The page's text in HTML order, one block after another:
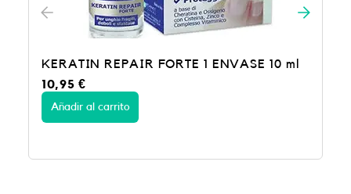
KERATIN REPAIR FORTE 1 ENVASE 10 ml
10,95€
Añadir al carrito